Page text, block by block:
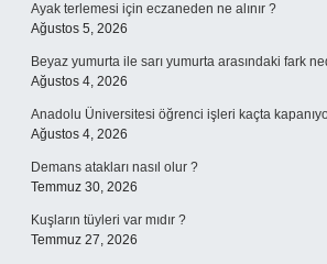
Ayak terlemesi için eczaneden ne alınır ?
Ağustos 5, 2026
Beyaz yumurta ile sarı yumurta arasındaki fark
Ağustos 4, 2026
Anadolu Üniversitesi öğrenci işleri kaçta
Ağustos 4, 2026
Demans atakları nasıl olur ?
Temmuz 30, 2026
Kuşların tüyleri var mıdır ?
Temmuz 27, 2026